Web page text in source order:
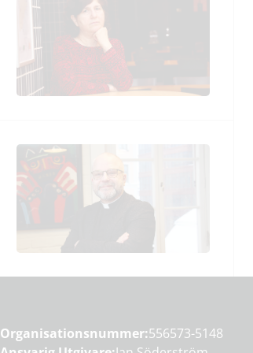
Organisationsnummer:556573-5148